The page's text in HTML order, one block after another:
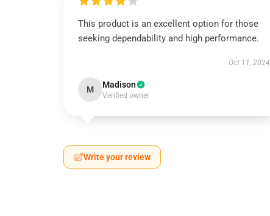
This product is an excellent option for those
seeking dependability and high performance.
Oct 11, 2024
M Madison
Verified owner
Write your review